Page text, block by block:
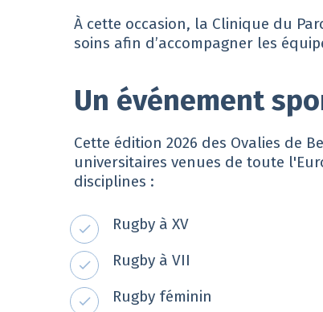
À cette occasion, la Clinique du
soins afin d’accompagner les
Un événement
Cette édition 2026 des Ovalies de
universitaires venues de toute
disciplines :
Rugby à XV
Rugby à VII
Rugby féminin